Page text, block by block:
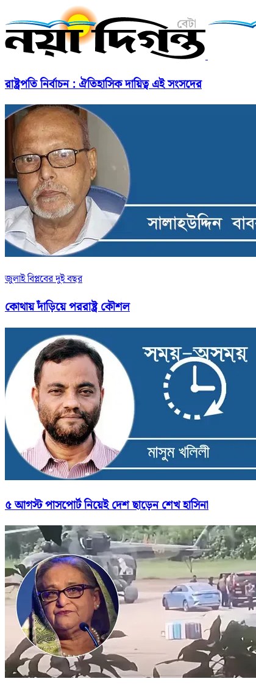
রাষ্ট্রপতি নির্বাচন : ঐতিহাসিক দায়িত্ব এই সংসদের
জুলাই বিপ্লবের দুই বছর
কোথায় দাঁড়িয়ে পররাষ্ট্র কৌশল
৫ আগস্ট পাসপোর্ট নিয়েই দেশ ছাড়েন শেখ হাসিনা